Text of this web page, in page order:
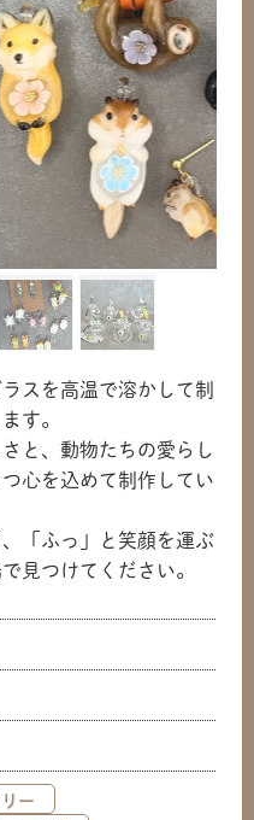
スを高温で溶かして制
す。
と、動物たちの愛らし
心を込めて制作してい
「ふっ」と笑顔を運ぶ
見つけてください。
ー